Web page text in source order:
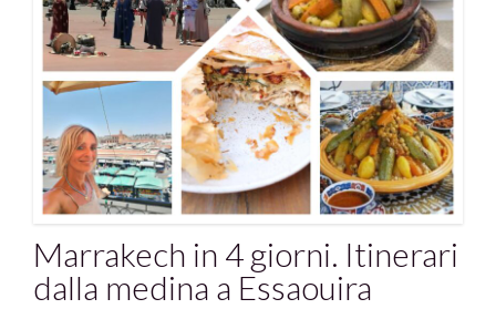
Marrakech in 4 giorni. Itinerari
dalla medina a Essaouira